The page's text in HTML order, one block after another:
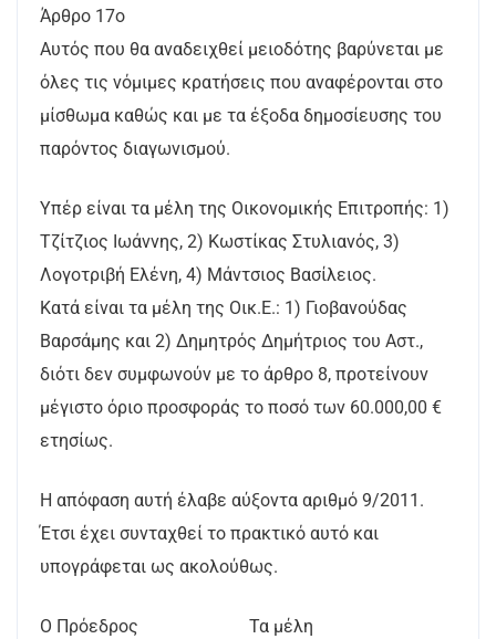
Άρθρο 17ο
Αυτός που θα αναδειχθεί μειοδότης βαρύνεται με
όλες τις νόμιμες κρατήσεις που αναφέρονται στο
μίσθωμα καθώς και με τα έξοδα δημοσίευσης του
παρόντος διαγωνισμού.
Υπέρ είναι τα μέλη της Οικονομικής Επιτροπής: 1)
Τζίτζιος Ιωάννης, 2) Κωστίκας Στυλιανός, 3)
Λογοτριβή Ελένη, 4) Μάντσιος Βασίλειος.
Κατά είναι τα μέλη της Οικ.Ε.: 1) Γιοβανούδας
Βαρσάμης και 2) Δημητρός Δημήτριος του Αστ.,
διότι δεν συμφωνούν με το άρθρο 8, προτείνουν
μέγιστο όριο προσφοράς το ποσό των 60.000,00 €
ετησίως.
Η απόφαση αυτή έλαβε αύξοντα αριθμό 9/2011.
Έτσι έχει συνταχθεί το πρακτικό αυτό και
υπογράφεται ως ακολούθως.
Ο Πρόεδρος Τα μέλη